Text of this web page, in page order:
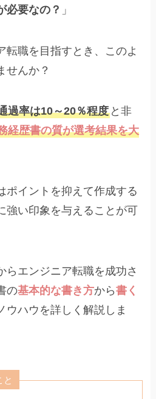
必要なの？ 」
転職を目指すとき、このよ
せんか？
過率は10～20％程度 と非
経歴書の質が選考結果を大
ポイントを抑えて作成する
強い印象を与えることが可
らエンジニア転職を成功さ
の基本的な書き方から書く
ウハウを詳しく解説しま
と